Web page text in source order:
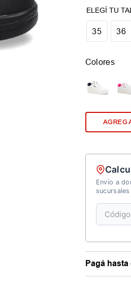
35 36
Colores
Envío a
sucursales
Pagá